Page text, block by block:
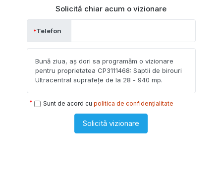
Solicită chiar acum o vizionare
Telefon
Sunt de acord cu politica de confidențialitate
Solicită vizionare